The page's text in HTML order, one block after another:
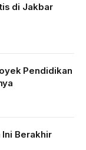
di Jakbar
Pendidikan
Ini Berakhir